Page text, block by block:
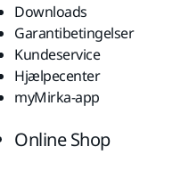
Downloads
Garantibetingelser
Kundeservice
Hjælpecenter
myMirka-app
Online Shop